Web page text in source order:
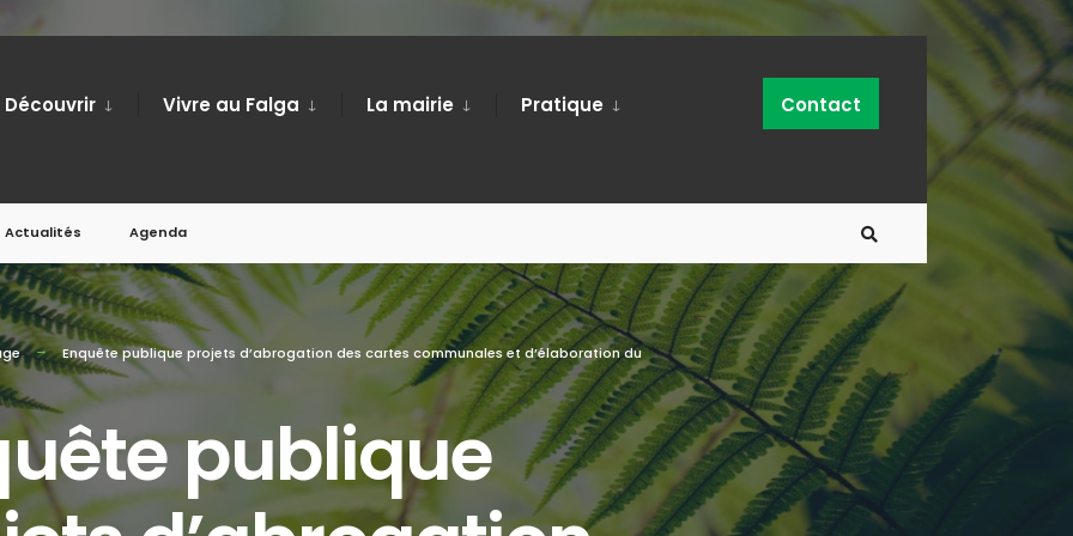
Découvrir Vivre au Falga La mairie Pratique Contact
Actualités Agenda
Enquête publique projets d’abrogation des cartes communales et d’élaboration du
publique